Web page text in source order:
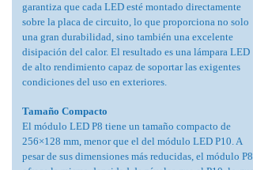
garantiza que cada LED esté montado directamente
sobre la placa de circuito, lo que proporciona no solo
una gran durabilidad, sino también una excelente
disipación del calor. El resultado es una lámpara LED
de alto rendimiento capaz de soportar las exigentes
condiciones del uso en exteriores.
Tamaño Compacto
El módulo LED P8 tiene un tamaño compacto de
256×128 mm, menor que el del módulo LED P10. A
pesar de sus dimensiones más reducidas, el módulo P8